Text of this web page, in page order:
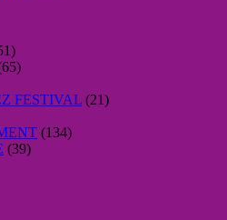
FESTIVAL (21)
(134)
(39)